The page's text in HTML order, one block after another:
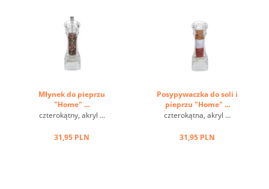
Młynek do pieprzu
"Home" ...
czterokątny, akryl ...
31,95 PLN
Posypywaczka do soli i
pieprzu "Home" ...
czterokątna, akryl ...
31,95 PLN